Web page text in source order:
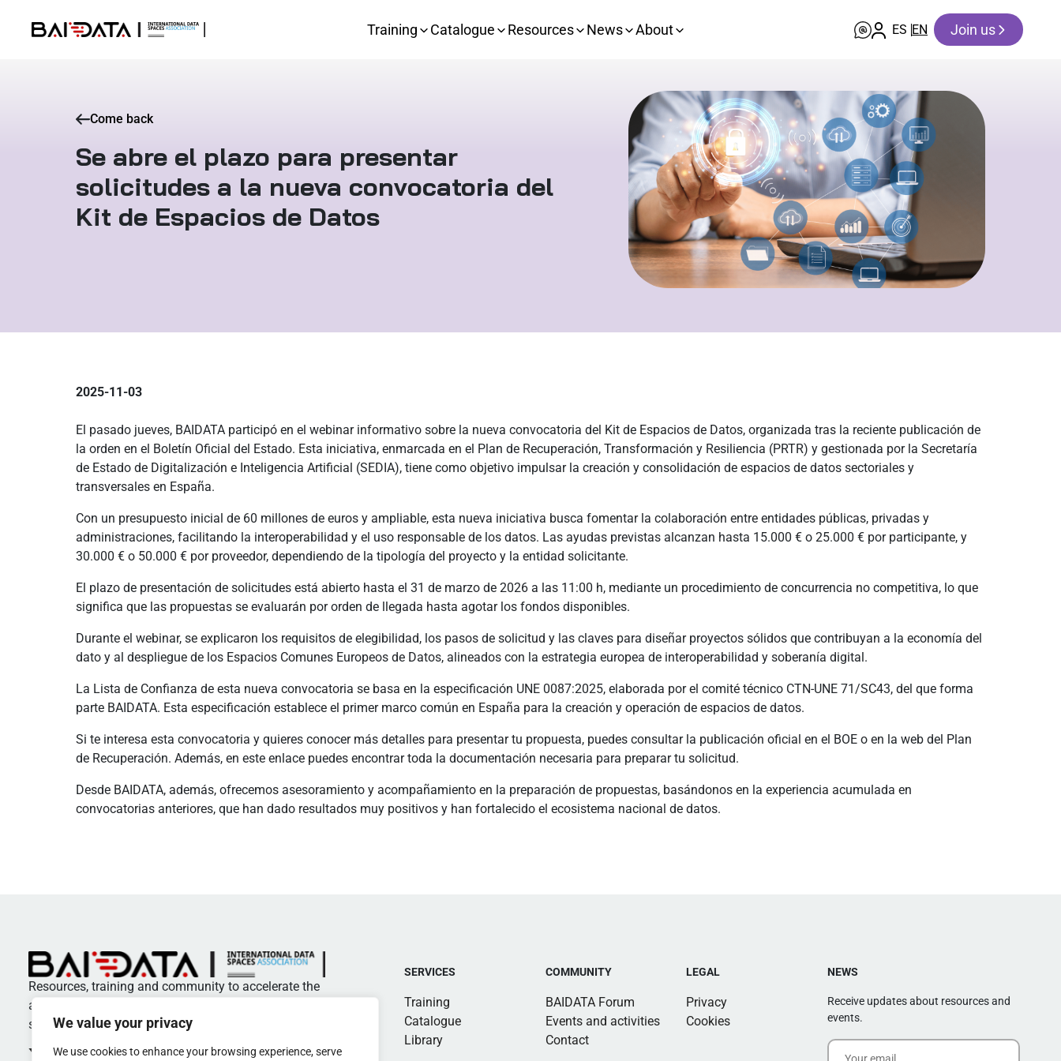
We value your privacy
We use cookies to enhance your browsing experience, serve
Training Catalogue Resources News About ES EN Join us
Come back
Se abre el plazo para presentar
solicitudes a la nueva convocatoria del
Kit de Espacios de Datos
2025-11-03
El pasado jueves, BAIDATA participó en el webinar informativo sobre la nueva convocatoria del Kit de Espacios de Datos, organizada tras la reciente publicación de
la orden en el Boletín Oficial del Estado. Esta iniciativa, enmarcada en el Plan de Recuperación, Transformación y Resiliencia (PRTR) y gestionada por la Secretaría
de Estado de Digitalización e Inteligencia Artificial (SEDIA), tiene como objetivo impulsar la creación y consolidación de espacios de datos sectoriales y
transversales en España.
Con un presupuesto inicial de 60 millones de euros y ampliable, esta nueva iniciativa busca fomentar la colaboración entre entidades públicas, privadas y
administraciones, facilitando la interoperabilidad y el uso responsable de los datos. Las ayudas previstas alcanzan hasta 15.000 € o 25.000 € por participante, y
30.000 € o 50.000 € por proveedor, dependiendo de la tipología del proyecto y la entidad solicitante.
El plazo de presentación de solicitudes está abierto hasta el 31 de marzo de 2026 a las 11:00 h, mediante un procedimiento de concurrencia no competitiva, lo que
significa que las propuestas se evaluarán por orden de llegada hasta agotar los fondos disponibles.
Durante el webinar, se explicaron los requisitos de elegibilidad, los pasos de solicitud y las claves para diseñar proyectos sólidos que contribuyan a la economía del
dato y al despliegue de los Espacios Comunes Europeos de Datos, alineados con la estrategia europea de interoperabilidad y soberanía digital.
La Lista de Confianza de esta nueva convocatoria se basa en la especificación UNE 0087:2025, elaborada por el comité técnico CTN-UNE 71/SC43, del que forma
parte BAIDATA. Esta especificación establece el primer marco común en España para la creación y operación de espacios de datos.
Si te interesa esta convocatoria y quieres conocer más detalles para presentar tu propuesta, puedes consultar la publicación oficial en el BOE o en la web del Plan
de Recuperación. Además, en este enlace puedes encontrar toda la documentación necesaria para preparar tu solicitud.
Desde BAIDATA, además, ofrecemos asesoramiento y acompañamiento en la preparación de propuestas, basándonos en la experiencia acumulada en
convocatorias anteriores, que han dado resultados muy positivos y han fortalecido el ecosistema nacional de datos.
Resources, training and community to accelerate the
adoption of standards and best practices in data
spaces
SERVICES
Training
Catalogue
Library
COMMUNITY
BAIDATA Forum
Events and activities
Contact
LEGAL
Privacy
Cookies
NEWS
Receive updates about resources and
events.